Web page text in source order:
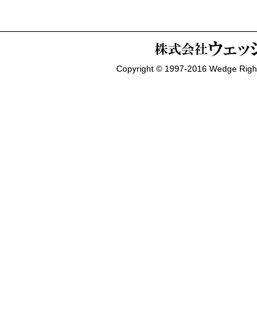
Copyright © 1997-2016 Wedge